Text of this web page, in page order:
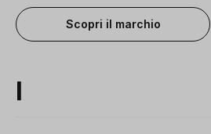
Scopri il marchio
I